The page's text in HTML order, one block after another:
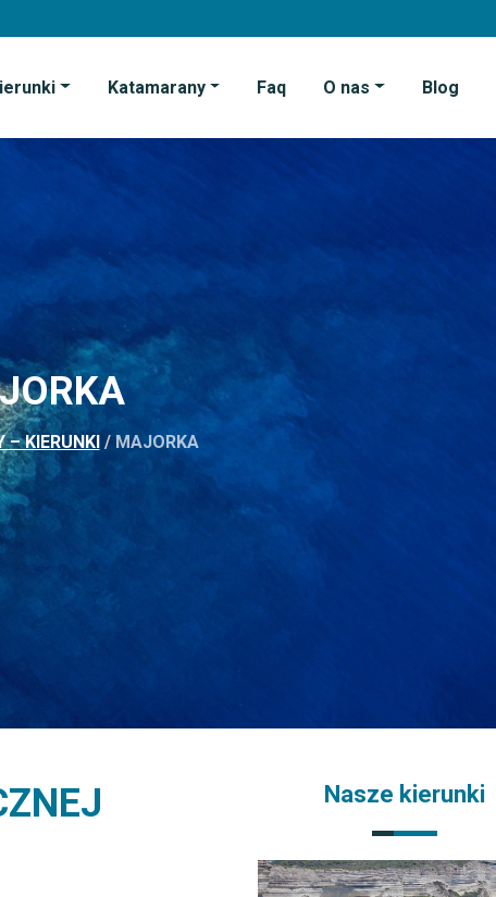
Katamarany Faq O nas Blog
– KIERUNKI / MAJORKA
Nasze kierunki